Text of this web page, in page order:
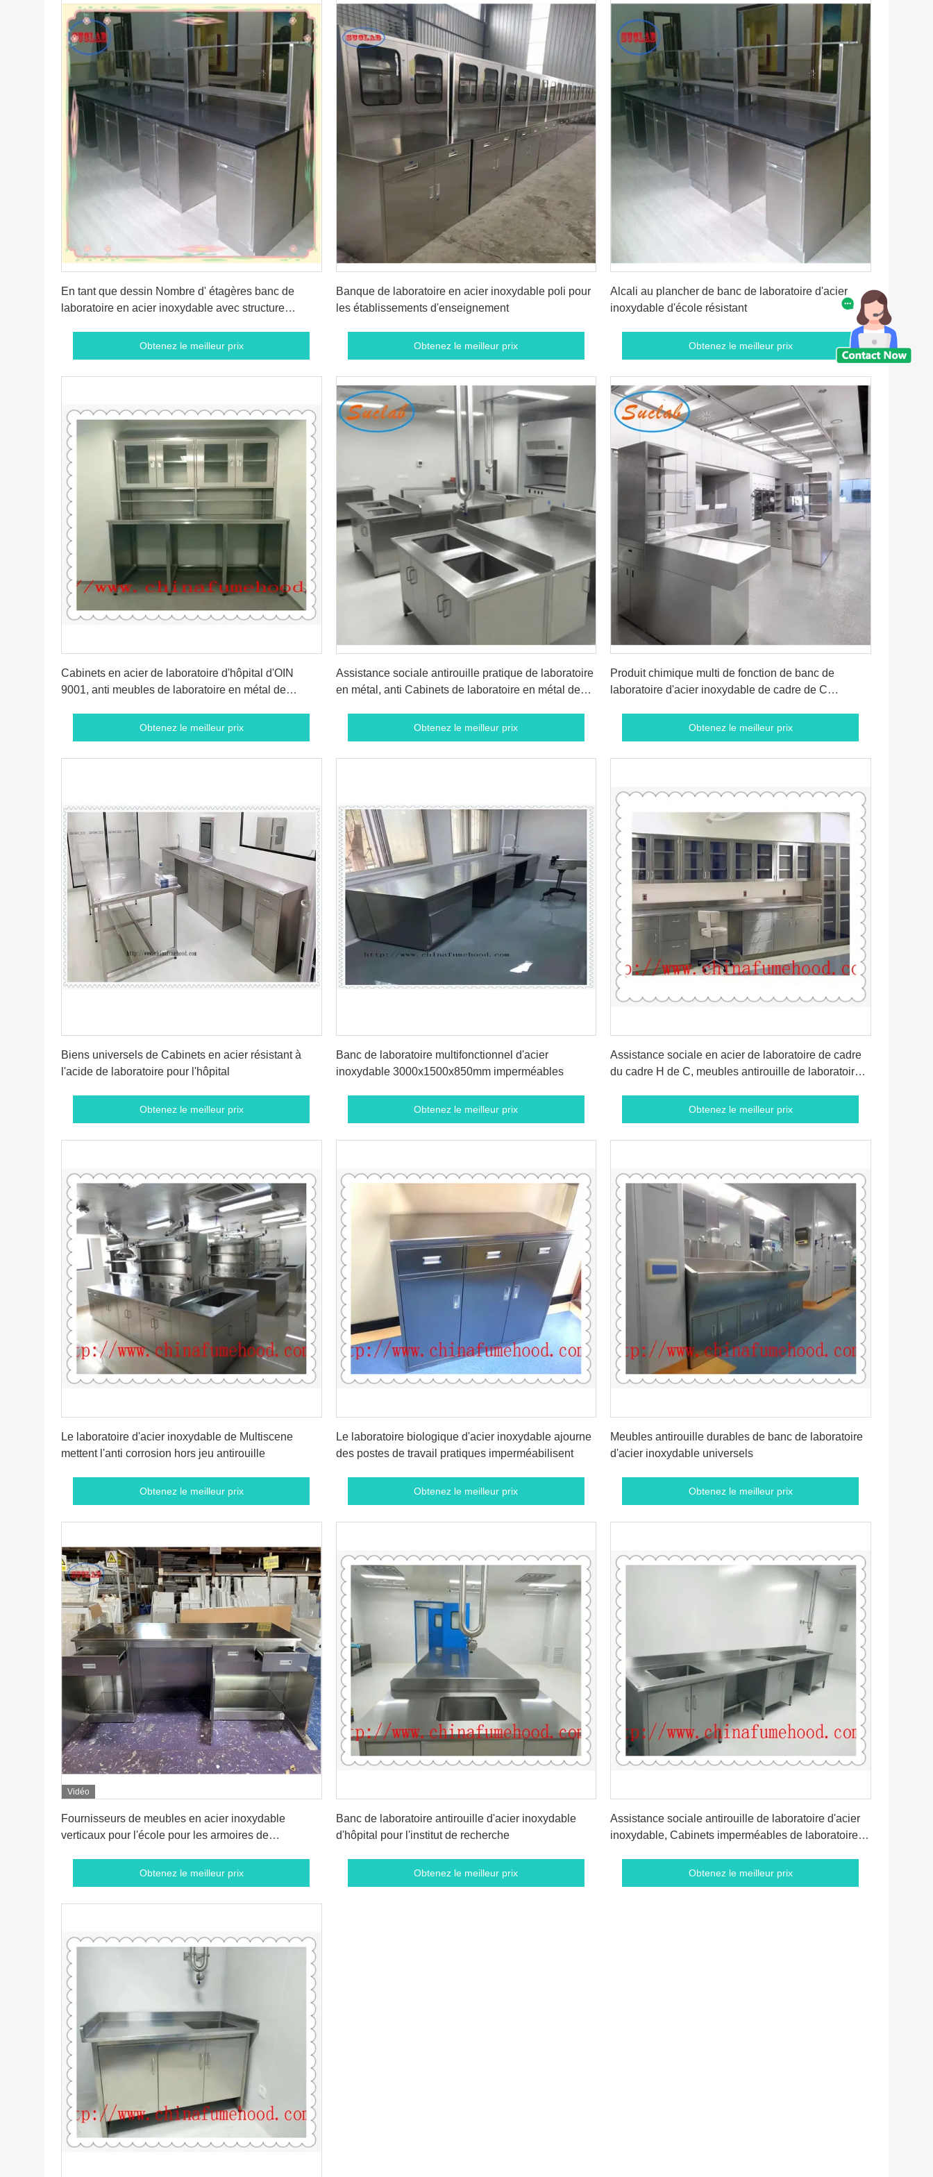
En tant que dessin Nombre d' étagères banc de
laboratoire en acier inoxydable avec structure
Obtenez le meilleur prix
Banque de laboratoire en acier inoxydable poli pour
les établissements d'enseignement
Obtenez le meilleur prix
Alcali au plancher de banc de laboratoire d'acier
inoxydable d'école résistant
Obtenez le meilleur prix
Cabinets en acier de laboratoire d'hôpital d'OIN
9001, anti meubles de laboratoire en métal de
Obtenez le meilleur prix
Assistance sociale antirouille pratique de laboratoire
en métal, anti Cabinets de laboratoire en métal de
Obtenez le meilleur prix
Produit chimique multi de fonction de banc de
laboratoire d'acier inoxydable de cadre de C
Obtenez le meilleur prix
Biens universels de Cabinets en acier résistant à
l'acide de laboratoire pour l'hôpital
Obtenez le meilleur prix
Banc de laboratoire multifonctionnel d'acier
inoxydable 3000x1500x850mm imperméables
Obtenez le meilleur prix
Assistance sociale en acier de laboratoire de cadre
du cadre H de C, meubles antirouille de laboratoire
Obtenez le meilleur prix
Le laboratoire d'acier inoxydable de Multiscene
mettent l'anti corrosion hors jeu antirouille
Obtenez le meilleur prix
Le laboratoire biologique d'acier inoxydable ajourne
des postes de travail pratiques imperméabilisent
Obtenez le meilleur prix
Meubles antirouille durables de banc de laboratoire
d'acier inoxydable universels
Obtenez le meilleur prix
Vidéo
Fournisseurs de meubles en acier inoxydable
verticaux pour l'école pour les armoires de
Obtenez le meilleur prix
Banc de laboratoire antirouille d'acier inoxydable
d'hôpital pour l'institut de recherche
Obtenez le meilleur prix
Assistance sociale antirouille de laboratoire d'acier
inoxydable, Cabinets imperméables de laboratoire
Obtenez le meilleur prix